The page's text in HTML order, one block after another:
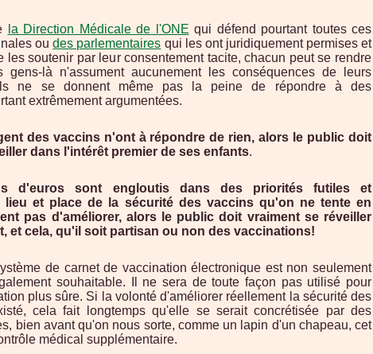
la Direction Médicale de l'ONE qui défend pourtant toutes ces
oudes parlementaires qui les ont juridiquement permises et
les soutenir par leur consentement tacite, chacun peut se rendre
gens-là n'assument aucunement les conséquences de leurs
ne se donnent même pas la peine de répondre à des
extrêmement argumentées.
des vaccins n'ont à répondre de rien, alors le public doit
dans l'intérêt premier de ses enfants.
d'euros sont engloutis dans des priorités futiles et
lieu et place de la sécurité des vaccins qu'on ne tente en
pas d'améliorer, alors le public doit vraiment se réveiller
et cela, qu'il soit partisan ou non des vaccinations!
de carnet de vaccination électronique est non seulement
souhaitable. Il ne sera de toute façon pas utilisé pour
plus sûre. Si la volonté d'améliorer réellement la sécurité des
cela fait longtemps qu'elle se serait concrétisée par des
bien avant qu'on nous sorte, comme un lapin d'un chapeau, cet
médical supplémentaire.